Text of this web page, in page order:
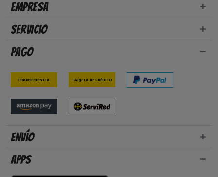
Empresa
Servicio
Pago
Transferencia Tarjeta de crédito
Envío
Apps